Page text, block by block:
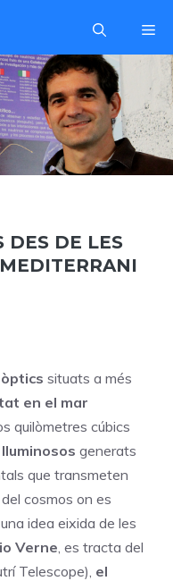
DES DE LES
situats a més
en el mar
quilòmetres cúbics
generats
que transmeten
cosmos on es
idea eixida de les
Verne , es tracta del
Telescope), el